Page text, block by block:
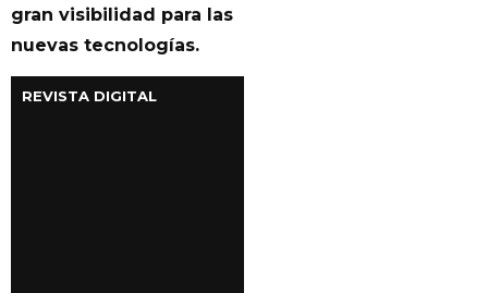
gran visibilidad para las
nuevas tecnologías.
REVISTA DIGITAL